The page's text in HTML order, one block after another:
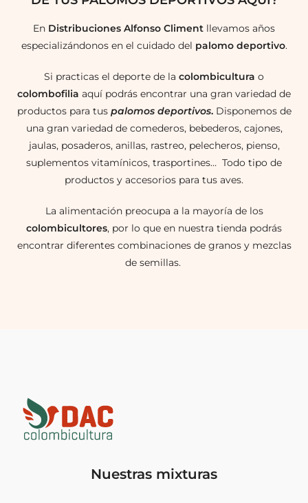
En Distribuciones Alfonso Climent llevamos años
especializándonos en el cuidado del palomo deportivo.
Si practicas el deporte de la colombicultura o
colombofilia aquí podrás encontrar una gran variedad de
productos para tus palomos deportivos.Disponemos de
una gran variedad de comederos, bebederos, cajones,
jaulas, posaderos, anillas, rastreo, pelecheros, pienso,
suplementos vitamínicos, trasportines… Todo tipo de
productos y accesorios para tus aves.
La alimentación preocupa a la mayoría de los
colombicultores, por lo que en nuestra tienda podrás
encontrar diferentes combinaciones de granos y mezclas
de semillas.
Nuestras mixturas